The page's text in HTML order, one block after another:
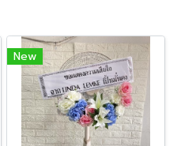
New